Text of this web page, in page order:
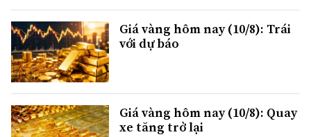
Giá vàng hôm nay (10/8): Trái
với dự báo
Giá vàng hôm nay (10/8): Quay
xe tăng trở lại